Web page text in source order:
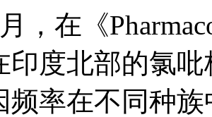
，在《
印度北部的氯
频率在不同种